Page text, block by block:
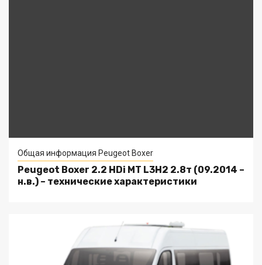
Общая информация Peugeot Boxer
Peugeot Boxer 2.2 HDi MT L3H2 2.8т (09.2014 –
н.в.) – технические характеристики